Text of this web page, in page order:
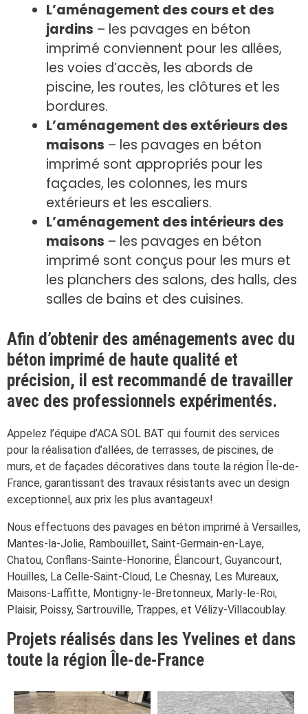
L’aménagement des cours et des
jardins – les pavages en béton
imprimé conviennent pour les allées,
les voies d’accès, les abords de
piscine, les routes, les clôtures et les
bordures.
L’aménagement des extérieurs des
maisons – les pavages en béton
imprimé sont appropriés pour les
façades, les colonnes, les murs
extérieurs et les escaliers.
L’aménagement des intérieurs des
maisons – les pavages en béton
imprimé sont conçus pour les murs et
les planchers des salons, des halls, des
salles de bains et des cuisines.
Afin d’obtenir des aménagements avec du
béton imprimé de haute qualité et
précision, il est recommandé de travailler
avec des professionnels expérimentés.
Appelez l’équipe d’ACA SOL BAT qui fournit des services
pour la réalisation d’allées, de terrasses, de piscines, de
murs, et de façades décoratives dans toute la région Île-de-
France, garantissant des travaux résistants avec un design
exceptionnel, aux prix les plus avantageux!
Nous effectuons des pavages en béton imprimé à Versailles,
Mantes-la-Jolie, Rambouillet, Saint-Germain-en-Laye,
Chatou, Conflans-Sainte-Honorine, Élancourt, Guyancourt,
Houilles, La Celle-Saint-Cloud, Le Chesnay, Les Mureaux,
Maisons-Laffitte, Montigny-le-Bretonneux, Marly-le-Roi,
Plaisir, Poissy, Sartrouville, Trappes, et Vélizy-Villacoublay.
Projets réalisés dans les Yvelines et dans
toute la région Île-de-France